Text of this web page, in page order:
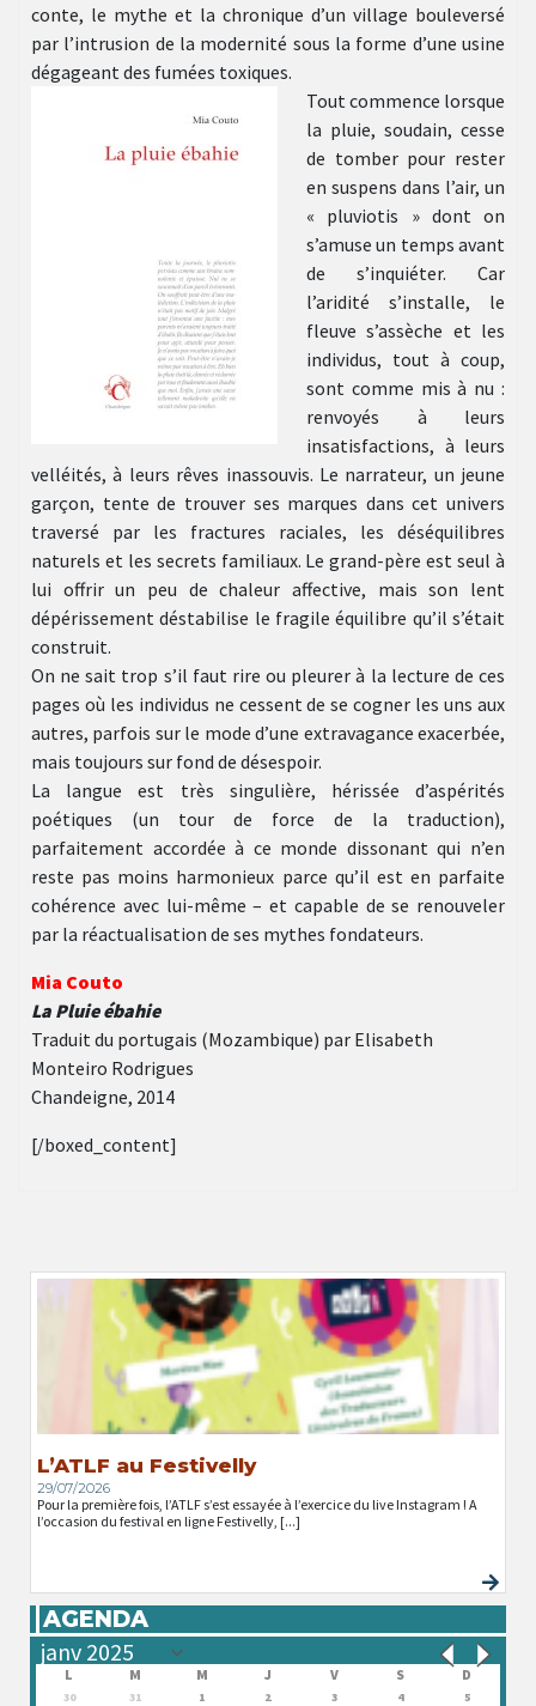
conte, le mythe et la chronique d’un village bouleversé
par l’intrusion de la modernité sous la forme d’une usine
dégageant des fumées toxiques.
Tout commence lorsque
la pluie, soudain, cesse
de tomber pour rester
en suspens dans l’air, un
« pluviotis » dont on
s’amuse un temps avant
de s’inquiéter. Car
l’aridité s’installe, le
fleuve s’assèche et les
individus, tout à coup,
sont comme mis à nu :
renvoyés à leurs
insatisfactions, à leurs
velléités, à leurs rêves inassouvis. Le narrateur, un jeune
garçon, tente de trouver ses marques dans cet univers
traversé par les fractures raciales, les déséquilibres
naturels et les secrets familiaux. Le grand-père est seul à
lui offrir un peu de chaleur affective, mais son lent
dépérissement déstabilise le fragile équilibre qu’il s’était
construit.
On ne sait trop s’il faut rire ou pleurer à la lecture de ces
pages où les individus ne cessent de se cogner les uns aux
autres, parfois sur le mode d’une extravagance exacerbée,
mais toujours sur fond de désespoir.
La langue est très singulière, hérissée d’aspérités
poétiques (un tour de force de la traduction),
parfaitement accordée à ce monde dissonant qui n’en
reste pas moins harmonieux parce qu’il est en parfaite
cohérence avec lui-même – et capable de se renouveler
par la réactualisation de ses mythes fondateurs.
Mia Couto
La Pluie ébahie
Traduit du portugais (Mozambique) par Elisabeth
Monteiro Rodrigues
Chandeigne, 2014
[/boxed_content]
L’ATLF au Festivelly
29/07/2026
Pour la première fois, l’ATLF s’est essayée à l’exercice du live Instagram ! A
l’occasion du festival en ligne Festivelly, [...]
AGENDA
L M M J V S D
30 31 1 2 3 4
5